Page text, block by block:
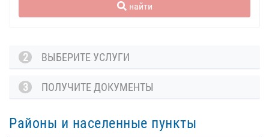
найти
2 ВЫБЕРИТЕ УСЛУГИ
3 ПОЛУЧИТЕ ДОКУМЕНТЫ
Районы и населенные пункты